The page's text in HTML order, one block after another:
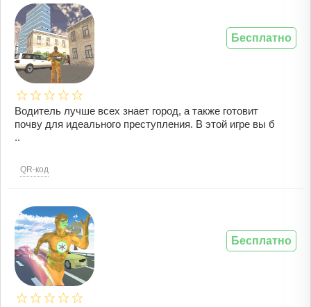
Водитель лучше всех знает город, а также готовит
почву для идеального преступления. В этой игре вы б
..
QR-код
Бесплатно
Бесплатно